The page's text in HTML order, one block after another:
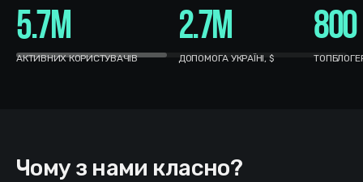
5.7M
АКТИВНИХ КОРИСТУВАЧІВ
2.7M
ДОПОМОГА УКРАЇНІ, $
800
Чому з нами класно?